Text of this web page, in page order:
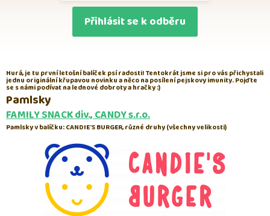
Přihlásit se k odběru
Hurá, je tu první letošní balíček psí radosti! Tentokrát jsme si pro vás přichystali
jednu originální křupavou novinku a něco na posílení pejskovy imunity. Pojďte
se s námi podívat na lednové dobroty a hračky :)
Pamlsky
FAMILY SNACK div., CANDY s.r.o.
Pamlsky v balíčku: CANDIE'S BURGER, různé druhy (všechny velikosti)